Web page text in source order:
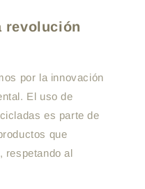
revolución
por la innovación
El uso de
es parte de
que
respetando al